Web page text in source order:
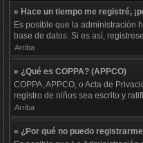
» Hace un tiempo me registré,
Es posible que la administración
base de datos. Si es así,
Arriba
» ¿Qué es COPPA? (APPCO)
COPPA, APPCO, o Acta de
registro de niños sea escrito y
Arriba
» ¿Por qué no puedo